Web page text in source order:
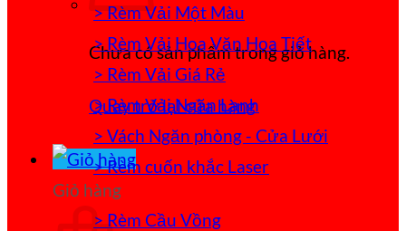
Chưa có sản phẩm trong giỏ hàng.
Quay trở lại cửa hàng
Giỏ hàng
> Rèm Vải Một Màu
> Rèm Vải Hoa Văn Họa Tiết
> Rèm Vải Giá Rẻ
> Rèm Vải Ngăn Lạnh
> Vách Ngăn phòng - Cửa Lưới
> Rèm cuốn khắc Laser
> Rèm Cầu Vồng